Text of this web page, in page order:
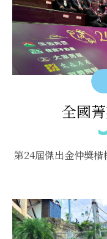
全國
第24屆傑出金仲獎